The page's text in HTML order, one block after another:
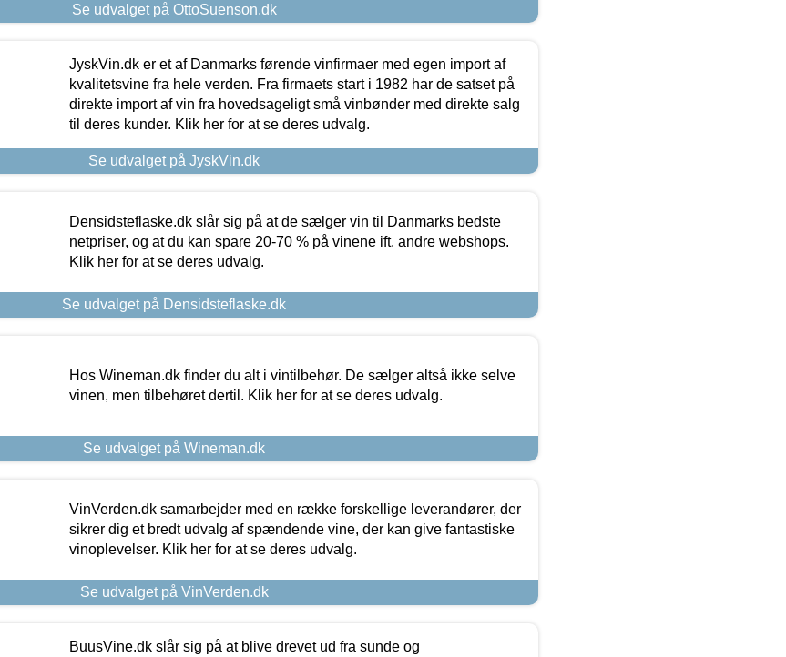
Se udvalget på OttoSuenson.dk
JyskVin.dk er et af Danmarks førende vinfirmaer med egen import af
kvalitetsvine fra hele verden. Fra firmaets start i 1982 har de satset på
direkte import af vin fra hovedsageligt små vinbønder med direkte salg
til deres kunder. Klik her for at se deres udvalg.
Se udvalget på JyskVin.dk
Densidsteflaske.dk slår sig på at de sælger vin til Danmarks bedste
netpriser, og at du kan spare 20-70 % på vinene ift. andre webshops.
Klik her for at se deres udvalg.
Se udvalget på Densidsteflaske.dk
Hos Wineman.dk finder du alt i vintilbehør. De sælger altså ikke selve
vinen, men tilbehøret dertil. Klik her for at se deres udvalg.
Se udvalget på Wineman.dk
VinVerden.dk samarbejder med en række forskellige leverandører, der
sikrer dig et bredt udvalg af spændende vine, der kan give fantastiske
vinoplevelser. Klik her for at se deres udvalg.
Se udvalget på VinVerden.dk
BuusVine.dk slår sig på at blive drevet ud fra sunde og